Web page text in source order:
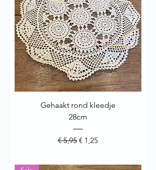
Gehaakt rond kleedje
28cm
Normale prijs
€ 5,95 Verkoopprijs
€ 1,25